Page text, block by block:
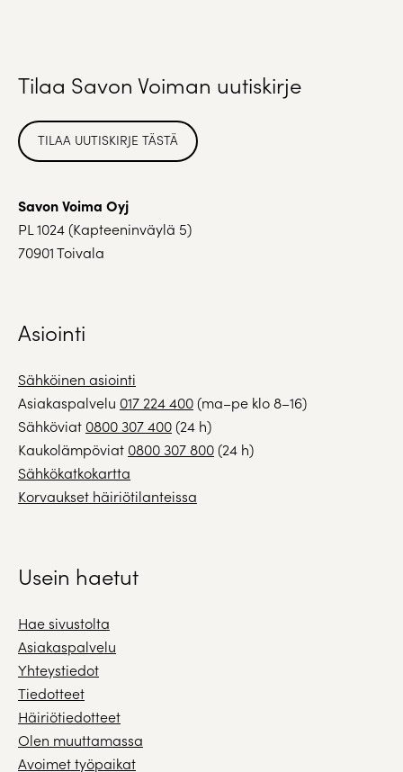
Tilaa Savon Voiman uutiskirje
TILAA UUTISKIRJE TÄSTÄ
Savon Voima Oyj
PL 1024 (Kapteeninväylä 5)
70901 Toivala
Asiointi
Sähköinen asiointi
Asiakaspalvelu 017 224 400(ma–pe klo 8–16)
Sähköviat 0800 307 400(24 h)
Kaukolämpöviat 0800 307 800(24 h)
Sähkökatkokartta
Korvaukset häiriötilanteissa
Usein haetut
Hae sivustolta
Asiakaspalvelu
Yhteystiedot
Tiedotteet
Häiriötiedotteet
Olen muuttamassa
Avoimet työpaikat